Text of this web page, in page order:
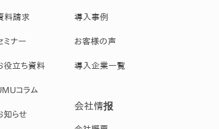
料請求
ミナー
役立ち資料
コラム
知らせ
導入事例
お客様の声
導入企業一覧
会社情报